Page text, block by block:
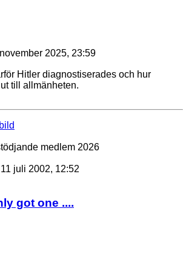
2025, 23:59
Hitler diagnostiserades och hur
till allmänheten.
medlem 2026
11 juli 2002, 12:52
got one ....